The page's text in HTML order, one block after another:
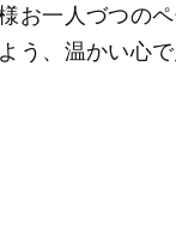
お一人づつの
う、温かい心